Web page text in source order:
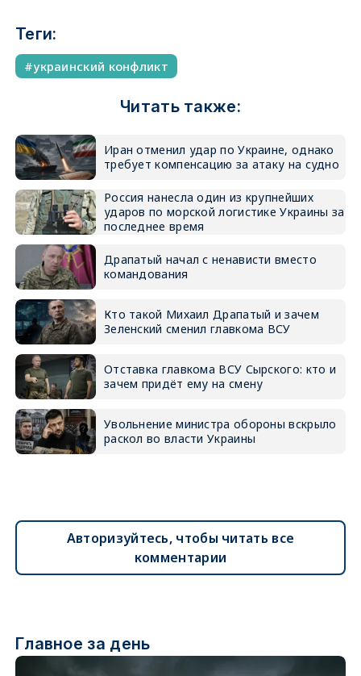
Теги:
украинский конфликт
Читать также:
Иран отменил удар по Украине, однако
требует компенсацию за атаку на судно
Россия нанесла один из крупнейших
ударов по морской логистике Украины за
последнее время
Драпатый начал с ненависти вместо
командования
Кто такой Михаил Драпатый и зачем
Зеленский сменил главкома ВСУ
Отставка главкома ВСУ Сырского: кто и
зачем придёт ему на смену
Увольнение министра обороны вскрыло
раскол во власти Украины
Авторизуйтесь, чтобы читать все
комментарии
Главное за день